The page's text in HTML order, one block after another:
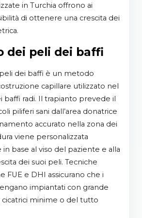
in Turchia offrono ai
di ottenere una crescita dei
dei peli dei baffi
capillare utilizzato nel
radi. Il trapianto prevede il
piliferi sani dall’area donatrice
accurato nella zona dei
viene personalizzata
base al viso del paziente e alla
dei suoi peli. Tecniche
FUE e DHI assicurano che i
impiantati con grande
cicatrici minime o del tutto